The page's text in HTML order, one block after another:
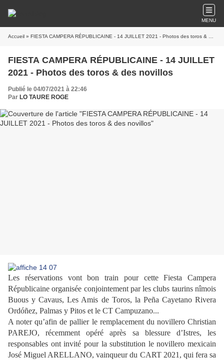
MENU
Accueil » FIESTA CAMPERA RÉPUBLICAINE - 14 JUILLET 2021 - Photos des toros & des novillos
FIESTA CAMPERA RÉPUBLICAINE - 14 JUILLET
2021 - Photos des toros & des novillos
Publié le 04/07/2021 à 22:46
Par LO TAURE ROGE
Les réservations vont bon train pour cette Fiesta Campera
Républicaine organisée conjointement par les clubs taurins nîmois
Buous y Cavaus, Les Amis de Toros, la Peña Cayetano Rivera
Ordóñez, Palmas y Pitos et le CT Campuzano...
A noter qu’afin de pallier le remplacement du novillero Christian
PAREJO, récemment opéré après sa blessure d’Istres, les
responsables ont invité pour la substitution le novillero mexicain
José Miguel ARELLANO, vainqueur du CART 2021, qui fera sa